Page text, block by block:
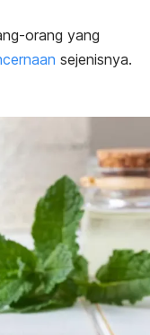
orang yang
sejenisnya.